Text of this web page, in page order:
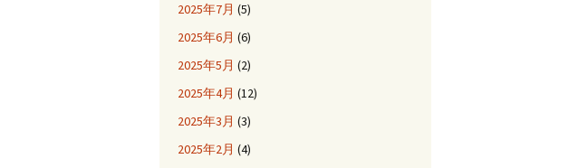
2025年7月 (5)
2025年6月 (6)
2025年5月 (2)
2025年4月 (12)
2025年3月 (3)
2025年2月 (4)